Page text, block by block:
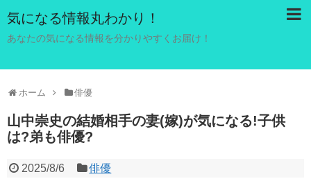
気になる情報丸わかり！
あなたの気になる情報を分かりやすくお届け！
ホーム 俳優
山中崇史の結婚相手の妻(嫁)が気になる!子供
は?弟も俳優?
2025/8/6 俳優